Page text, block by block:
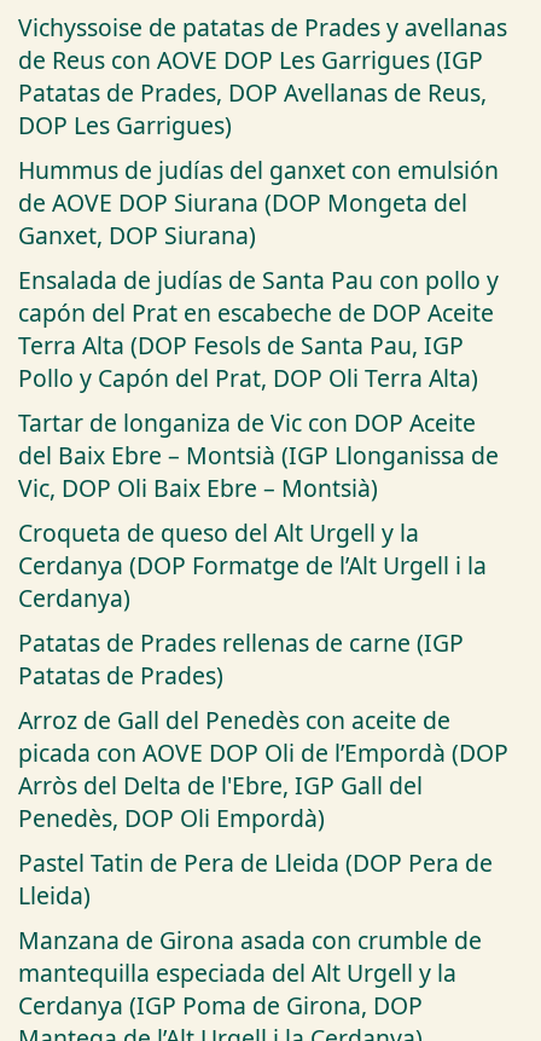
Vichyssoise de patatas de Prades y avellanas
de Reus con AOVE DOP Les Garrigues (IGP
Patatas de Prades, DOP Avellanas de Reus,
DOP Les Garrigues)
Hummus de judías del ganxet con emulsión
de AOVE DOP Siurana (DOP Mongeta del
Ganxet, DOP Siurana)
Ensalada de judías de Santa Pau con pollo y
capón del Prat en escabeche de DOP Aceite
Terra Alta (DOP Fesols de Santa Pau, IGP
Pollo y Capón del Prat, DOP Oli Terra Alta)
Tartar de longaniza de Vic con DOP Aceite
del Baix Ebre – Montsià (IGP Llonganissa de
Vic, DOP Oli Baix Ebre – Montsià)
Croqueta de queso del Alt Urgell y la
Cerdanya (DOP Formatge de l’Alt Urgell i la
Cerdanya)
Patatas de Prades rellenas de carne (IGP
Patatas de Prades)
Arroz de Gall del Penedès con aceite de
picada con AOVE DOP Oli de l’Empordà (DOP
Arròs del Delta de l'Ebre, IGP Gall del
Penedès, DOP Oli Empordà)
Pastel Tatin de Pera de Lleida (DOP Pera de
Lleida)
Manzana de Girona asada con crumble de
mantequilla especiada del Alt Urgell y la
Cerdanya (IGP Poma de Girona, DOP